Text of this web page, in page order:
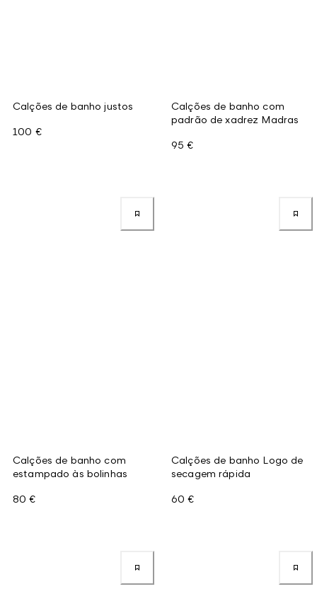
Calções de banho justos
100 €
Calções de banho com
padrão de xadrez Madras
95 €
Calções de banho com
estampado às bolinhas
80 €
Calções de banho Logo de
secagem rápida
60 €